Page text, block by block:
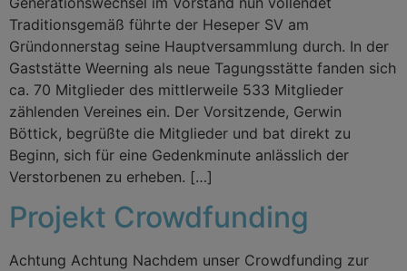
Traditionsgemäß führte der Heseper SV am
Gründonnerstag seine Hauptversammlung durch. In der
Gaststätte Weerning als neue Tagungsstätte fanden sich
ca. 70 Mitglieder des mittlerweile 533 Mitglieder
zählenden Vereines ein. Der Vorsitzende, Gerwin
Böttick, begrüßte die Mitglieder und bat direkt zu
Beginn, sich für eine Gedenkminute anlässlich der
Verstorbenen zu erheben. […]
Projekt Crowdfunding
Achtung Achtung Nachdem unser Crowdfunding zur